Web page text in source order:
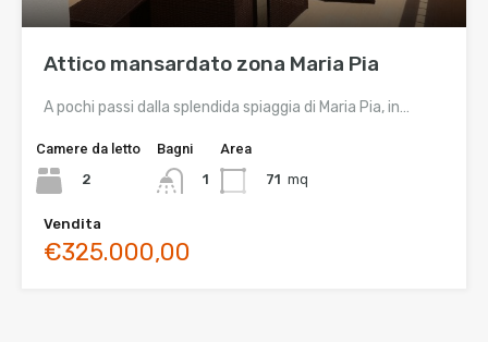
Attico mansardato zona Maria Pia
A pochi passi dalla splendida spiaggia di Maria Pia, in…
Camere da letto
2
Bagni
1
Area
71 mq
Vendita
€325.000,00